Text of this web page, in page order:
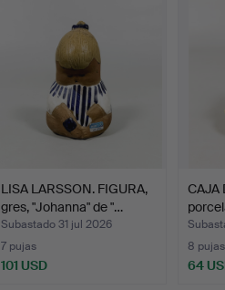
LISA LARSSON. FIGURA,
gres, "Johanna" de "…
Subastado 31 jul 2026
7 pujas
101 USD
CAJA
8 pujas
64